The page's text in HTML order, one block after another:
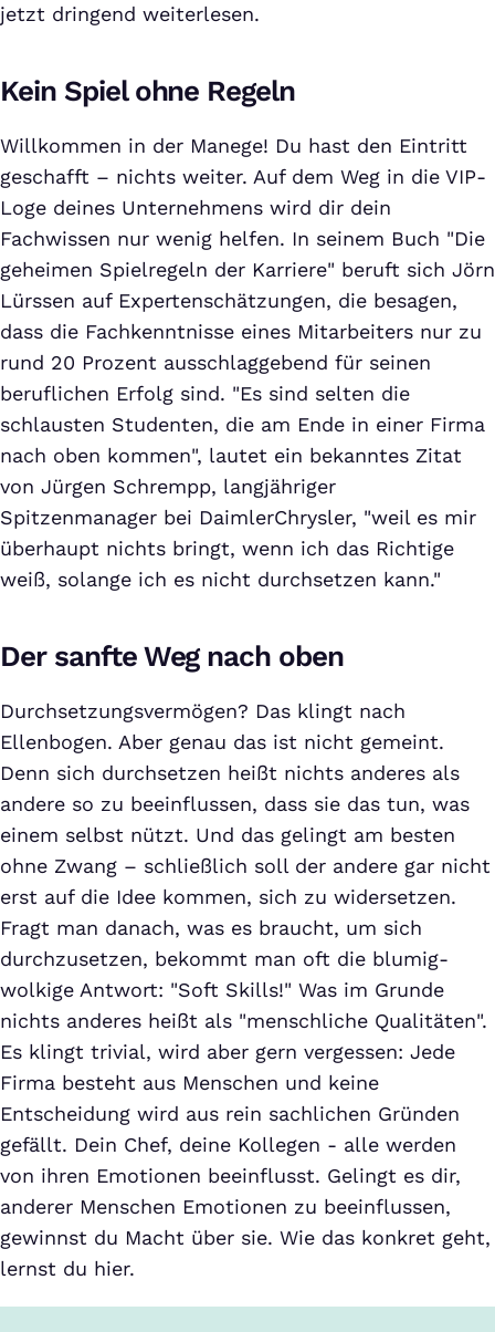
jetzt dringend weiterlesen.
Kein Spiel ohne Regeln
Willkommen in der Manege! Du hast den Eintritt
geschafft – nichts weiter. Auf dem Weg in die VIP-
Loge deines Unternehmens wird dir dein
Fachwissen nur wenig helfen. In seinem Buch "Die
geheimen Spielregeln der Karriere" beruft sich Jörn
Lürssen auf Expertenschätzungen, die besagen,
dass die Fachkenntnisse eines Mitarbeiters nur zu
rund 20 Prozent ausschlaggebend für seinen
beruflichen Erfolg sind. "Es sind selten die
schlausten Studenten, die am Ende in einer Firma
nach oben kommen", lautet ein bekanntes Zitat
von Jürgen Schrempp, langjähriger
Spitzenmanager bei DaimlerChrysler, "weil es mir
überhaupt nichts bringt, wenn ich das Richtige
weiß, solange ich es nicht durchsetzen kann."
Der sanfte Weg nach oben
Durchsetzungsvermögen? Das klingt nach
Ellenbogen. Aber genau das ist nicht gemeint.
Denn sich durchsetzen heißt nichts anderes als
andere so zu beeinflussen, dass sie das tun, was
einem selbst nützt. Und das gelingt am besten
ohne Zwang – schließlich soll der andere gar nicht
erst auf die Idee kommen, sich zu widersetzen.
Fragt man danach, was es braucht, um sich
durchzusetzen, bekommt man oft die blumig-
wolkige Antwort: "Soft Skills!" Was im Grunde
nichts anderes heißt als "menschliche Qualitäten".
Es klingt trivial, wird aber gern vergessen: Jede
Firma besteht aus Menschen und keine
Entscheidung wird aus rein sachlichen Gründen
gefällt. Dein Chef, deine Kollegen - alle werden
von ihren Emotionen beeinflusst. Gelingt es dir,
anderer Menschen Emotionen zu beeinflussen,
gewinnst du Macht über sie. Wie das konkret geht,
lernst du hier.